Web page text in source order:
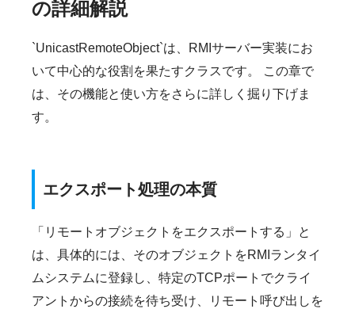
の詳細解説
`UnicastRemoteObject`は、RMIサーバー実装にお
いて中心的な役割を果たすクラスです。 この章で
は、その機能と使い方をさらに詳しく掘り下げま
す。
エクスポート処理の本質
「リモートオブジェクトをエクスポートする」と
は、具体的には、そのオブジェクトをRMIランタイ
ムシステムに登録し、特定のTCPポートでクライ
アントからの接続を待ち受け、リモート呼び出しを